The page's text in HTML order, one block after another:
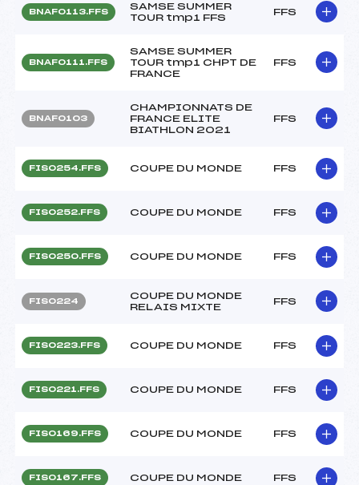
BNAF0113.FFS
SAMSE SUMMER
TOUR tmp1 FFS
FFS
BNAF0111.FFS
SAMSE SUMMER
TOUR tmp1 CHPT DE
FRANCE
FFS
BNAF0103
CHAMPIONNATS DE
FRANCE ELITE
BIATHLON 2021
FFS
FIS0254.FFS COUPE DU MONDE FFS
FIS0252.FFS COUPE DU MONDE FFS
FIS0250.FFS COUPE DU MONDE FFS
FIS0224
COUPE DU MONDE
RELAIS MIXTE
FFS
FIS0223.FFS COUPE DU MONDE FFS
FIS0221.FFS COUPE DU MONDE FFS
FIS0169.FFS COUPE DU MONDE FFS
FIS0167.FFS COUPE DU MONDE FFS